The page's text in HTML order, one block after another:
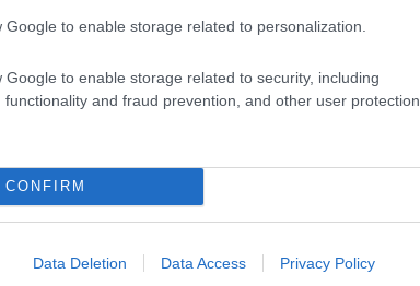
Google to enable storage related to personalization.
Google to enable storage related to security, including
and fraud prevention, and other user protection.
CONFIRM
Data Deletion Data Access Privacy Policy